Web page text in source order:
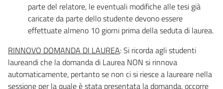
parte del relatore, le eventuali modifiche alle tesi già
caricate da parte dello studente devono essere
effettuate almeno 10 giorni prima della seduta di laurea.
RINNOVO DOMANDA DI LAUREA: Si ricorda agli studenti
laureandi che la domanda di Laurea NON si rinnova
automaticamente, pertanto se non ci si riesce a laureare nella
sessione per la quale è stata presentata la domanda, occorre